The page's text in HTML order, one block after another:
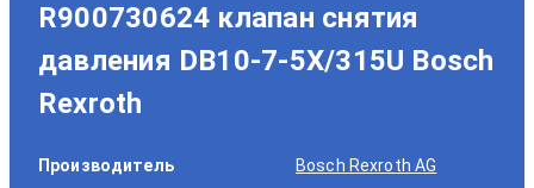
R900730624 клапан снятия
давления DB10-7-5X/315U Bosch
Rexroth
Производитель Bosch Rexroth AG